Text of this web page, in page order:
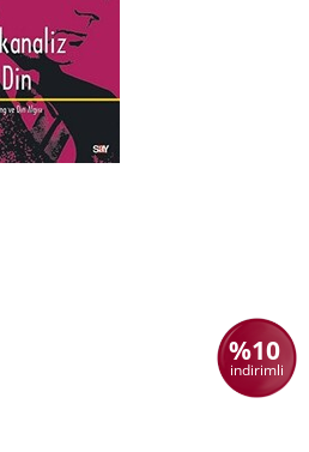
%10
indirimli